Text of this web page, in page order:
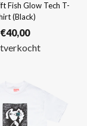
Fish Glow Tech T-
(Black)
€40,00